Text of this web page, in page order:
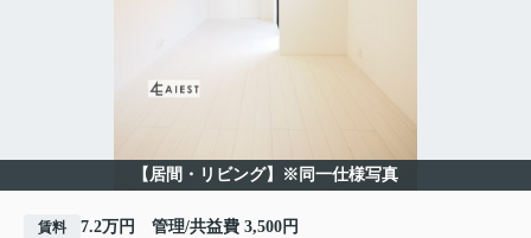
【居間・リビング】※同一仕様写真
賃料 7.2万円 管理/共益費 3,500円